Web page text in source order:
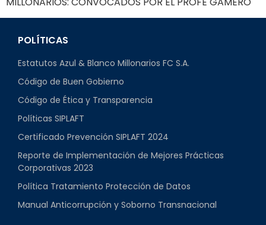
POLÍTICAS
Estatutos Azul & Blanco Millonarios FC S.A.
Código de Buen Gobierno
Código de Ética y Transparencia
Políticas SIPLAFT
Certificado Prevención SIPLAFT 2024
Reporte de Implementación de Mejores Prácticas
Corporativas 2023
Política Tratamiento Protección de Datos
Manual Anticorrupción y Soborno Transnacional